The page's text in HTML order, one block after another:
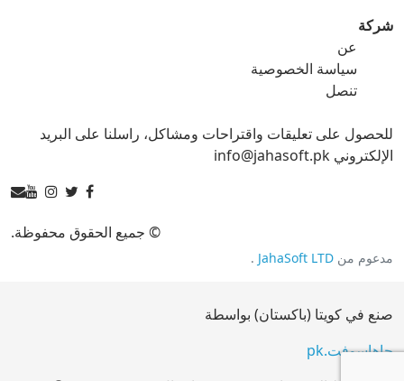
ico ل bmp
ico ل gif ico ل jpg
jpg ل bmp
شركة
عن
سياسة الخصوصية
تنصل
للحصول على تعليقات واقتراحات ومشاكل، راسلنا على البريد
الإلكتروني info@jahasoft.pk
© جميع الحقوق محفوظة.
مدعوم من JahaSoft LTD
.
صنع في كويتا (باكستان) بواسطة
جاهاسوفت.pk